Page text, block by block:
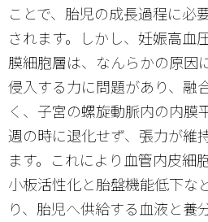
ことで、胎児の成長過程に必
されます。しかし、妊娠高血
膜細胞層は、なんらかの原因
侵入する力に問題があり、融
く、子宮の螺旋動脈内の内膜
週の時に退化せず、張力が維
ます。これにより血管内皮細
小板活性化と胎盤機能低下な
り、胎児へ供給する血液と養